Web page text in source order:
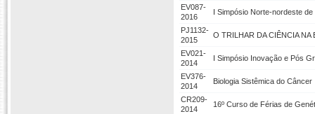
EV087-
2016
I Simpósio Norte-nordeste de
PJ1132-
2015
O TRILHAR DA CIÊNCIA
EV021-
2014
I Simpósio Inovação e Pós
EV376-
2014
Biologia Sistêmica do Câncer
CR209-
2014
16º Curso de Férias de